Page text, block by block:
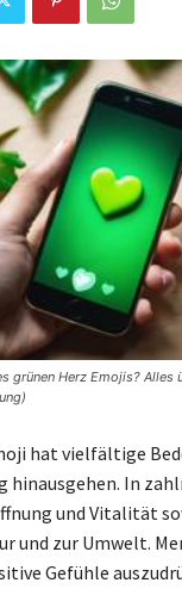
grünen Herz Emojis? Alles
hat vielfältige
hinausgehen. In
und Vitalität
und zur Umwelt.
Gefühle